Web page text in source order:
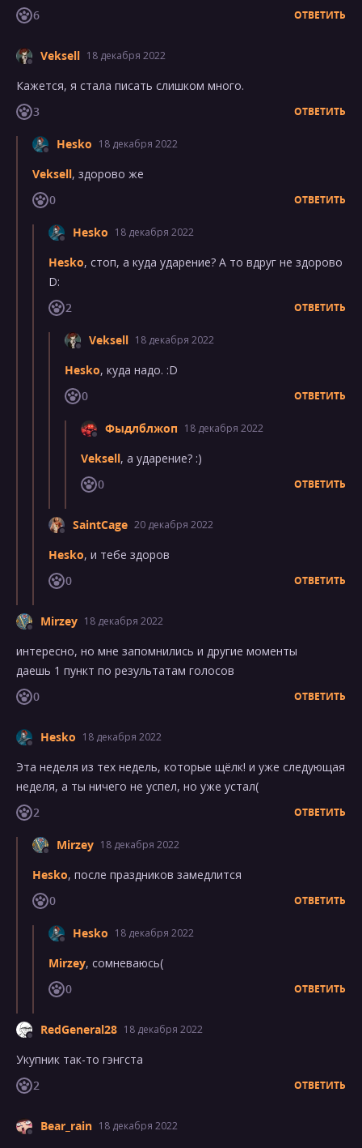
6
ОТВЕТИТЬ
Veksell 18 декабря 2022
Кажется, я стала писать слишком много.
3
ОТВЕТИТЬ
Hesko 18 декабря 2022
Veksell, здорово же
0
ОТВЕТИТЬ
Hesko 18 декабря 2022
Hesko, стоп, а куда ударение? А то вдруг не здорово
D:
2
ОТВЕТИТЬ
Veksell 18 декабря 2022
Hesko, куда надо. :D
0
ОТВЕТИТЬ
Фыдлблжоп 18 декабря 2022
Veksell, а ударение? :)
0
ОТВЕТИТЬ
SaintCage 20 декабря 2022
Hesko, и тебе здоров
0
ОТВЕТИТЬ
Mirzey 18 декабря 2022
интересно, но мне запомнились и другие моменты
даешь 1 пункт по результатам голосов
0
ОТВЕТИТЬ
Hesko 18 декабря 2022
Эта неделя из тех недель, которые щёлк! и уже следующая
неделя, а ты ничего не успел, но уже устал(
2
ОТВЕТИТЬ
Mirzey 18 декабря 2022
Hesko, после праздников замедлится
0
ОТВЕТИТЬ
Hesko 18 декабря 2022
Mirzey, сомневаюсь(
0
ОТВЕТИТЬ
RedGeneral28 18 декабря 2022
Укупник так-то гэнгста
2
ОТВЕТИТЬ
Bear_rain 18 декабря 2022